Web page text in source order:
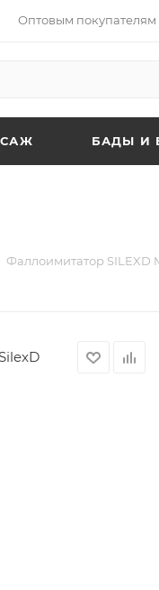
Оптовым покупателям
БАДЫ И
Фаллоимитатор SILEXD